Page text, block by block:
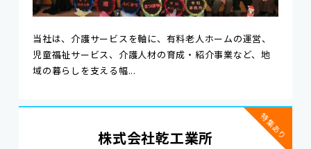
当社は、介護サービスを軸に、有料老人ホームの運営、
児童福祉サービス、介護人材の育成・紹介事業など、地
域の暮らしを支える幅...
株式会社乾工業所 特集あり